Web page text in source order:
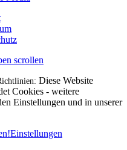
scrollen
Diese Website
Cookies - weitere
Einstellungen und in unserer
Einstellungen